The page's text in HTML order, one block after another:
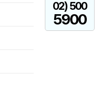
02) 500
5900